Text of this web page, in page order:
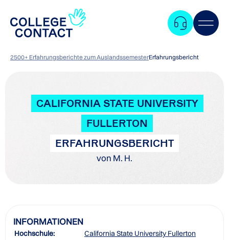
2500+ Erfahrungsberichte zum AuslandssemesterErfahrungsbericht
CALIFORNIA STATE UNIVERSITY
FULLERTON
ERFAHRUNGSBERICHT
von M. H.
INFORMATIONEN
Hochschule:
California State University Fullerton